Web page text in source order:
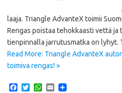
laaja. Triangle AdvanteX toimii
Rengas poistaa tehokkaasti vettä ja
tienpinnalla jarrutusmatka on lyhyt.
Read More: Triangle AdvanteX
toimiva rengas! »
T
W
E